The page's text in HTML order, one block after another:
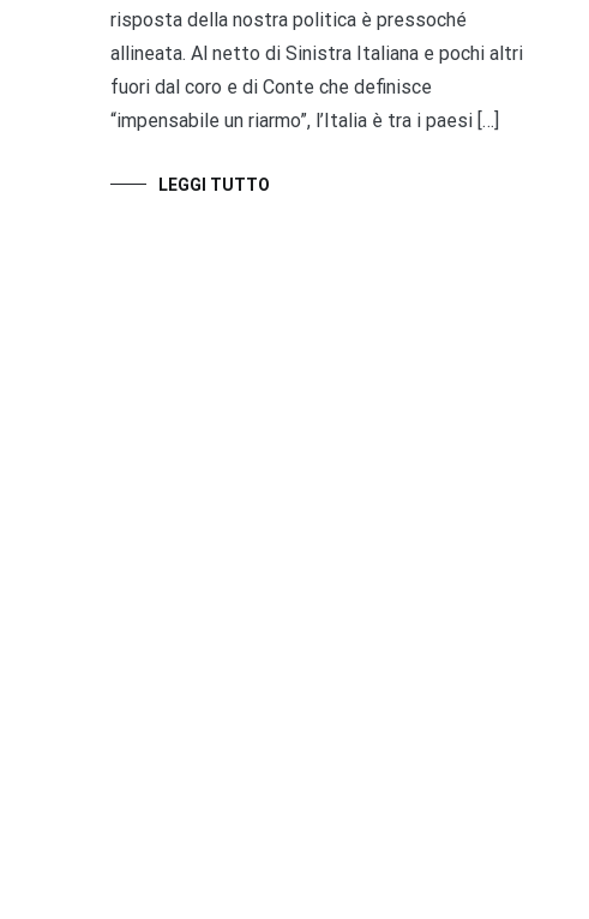
risposta della nostra politica è pressoché
allineata. Al netto di Sinistra Italiana e pochi altri
fuori dal coro e di Conte che definisce
“impensabile un riarmo”, l’Italia è tra i paesi […]
LEGGI TUTTO